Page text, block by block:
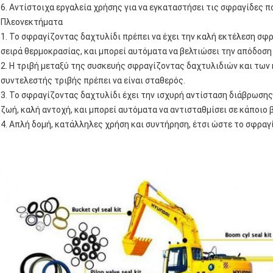
6. Αντίστοιχα εργαλεία χρήσης για να εγκαταστήσει τις
Πλεονεκτήματα
1. Το σφραγίζοντας δαχτυλίδι πρέπει να έχει την καλή εκτέλεση
σειρά θερμοκρασίας, και μπορεί αυτόματα να βελτιώσει την
2. Η τριβή μεταξύ της συσκευής σφραγίζοντας δαχτυλιδιών και των
συντελεστής τριβής πρέπει να είναι σταθερός.
3. Το σφραγίζοντας δαχτυλίδι έχει την ισχυρή αντίσταση
ζωή, καλή αντοχή, και μπορεί αυτόματα να αντισταθμίσει σε
4. Απλή δομή, κατάλληλες χρήση και συντήρηση, έτσι ώστε το